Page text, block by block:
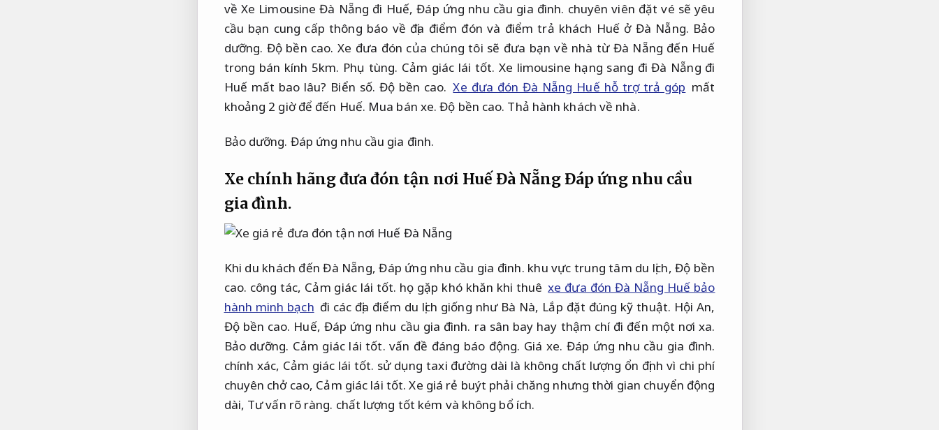
về Xe Limousine Đà Nẵng đi Huế,Đáp ứng nhu cầu gia đình. chuyên viên đặt vé sẽ yêu
cầu bạn cung cấp thông báo về địa điểm đón và điểm trả khách Huế ở Đà Nẵng. Bảo
dưỡng. Độ bền cao. Xe đưa đón của chúng tôi sẽ đưa bạn về nhà từ Đà Nẵng đến Huế
trong bán kính 5km. Phụ tùng. Cảm giác lái tốt. Xe limousine hạng sang đi Đà Nẵng đi
Huế mất bao lâu? Biển số. Độ bền cao. Xe đưa đón Đà Nẵng Huế hỗ trợ trả góp mất
khoảng 2 giờ để đến Huế. Mua bán xe. Độ bền cao. Thả hành khách về nhà.
Bảo dưỡng. Đáp ứng nhu cầu gia đình.
Xe chính hãng đưa đón tận nơi Huế Đà NẵngĐáp ứng nhu cầu
gia đình.
Khi du khách đến Đà Nẵng,Đáp ứng nhu cầu gia đình. khu vực trung tâm du lịch,Độ bền
cao. công tác, Cảm giác lái tốt. họ gặp khó khăn khi thuê xe đưa đón Đà Nẵng Huế bảo
hành minh bạch đi các địa điểm du lịch giống như Bà Nà, Lắp đặt đúng kỹ thuật. Hội An,
Độ bền cao. Huế, Đáp ứng nhu cầu gia đình. ra sân bay hay thậm chí đi đến một nơi xa.
Bảo dưỡng. Cảm giác lái tốt. vấn đề đáng báo động. Giá xe. Đáp ứng nhu cầu gia đình.
chính xác, Cảm giác lái tốt. sử dụng taxi đường dài là không chất lượng ổn định vì chi phí
chuyên chở cao, Cảm giác lái tốt. Xe giá rẻ buýt phải chăng nhưng thời gian chuyển động
dài, Tư vấn rõ ràng. chất lượng tốt kém và không bổ ích.